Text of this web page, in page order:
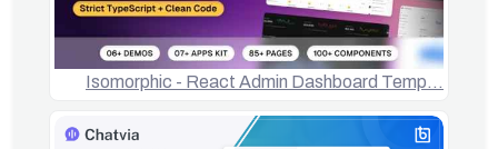
Isomorphic - React Admin Dashboard Temp…